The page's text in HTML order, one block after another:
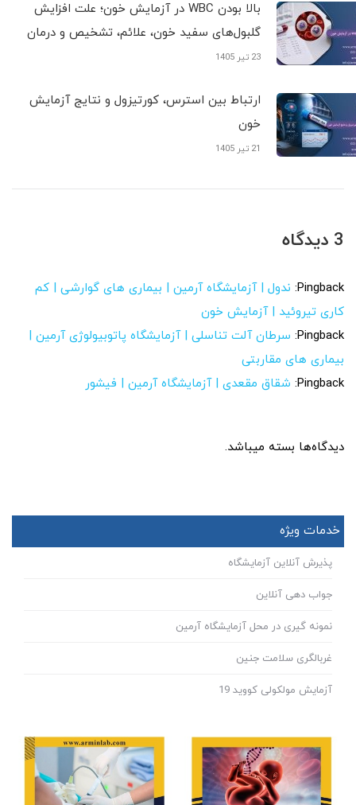
بالا بودن WBC در آزمایش خون؛ علت افزایش
گلبول‌های سفید خون، علائم، تشخیص و درمان
23 تیر 1405
ارتباط بین استرس، کورتیزول و نتایج آزمایش
خون
21 تیر 1405
3 دیدگاه
Pingback: ندول | آزمایشگاه آرمین | بیماری های گوارشی | کم
کاری تیروئید | آزمایش خون
Pingback: سرطان آلت تناسلی | آزمایشگاه پاتوبیولوژی آرمین |
بیماری های مقاربتی
Pingback: شقاق مقعدی | آزمایشگاه آرمین | فیشور
دیدگاه‌ها بسته میباشد.
خدمات ویژه
پذیرش آنلاین آزمایشگاه
جواب دهی آنلاین
نمونه گیری در محل آزمایشگاه آرمین
غربالگری سلامت جنین
آزمایش مولکولی کووید 19